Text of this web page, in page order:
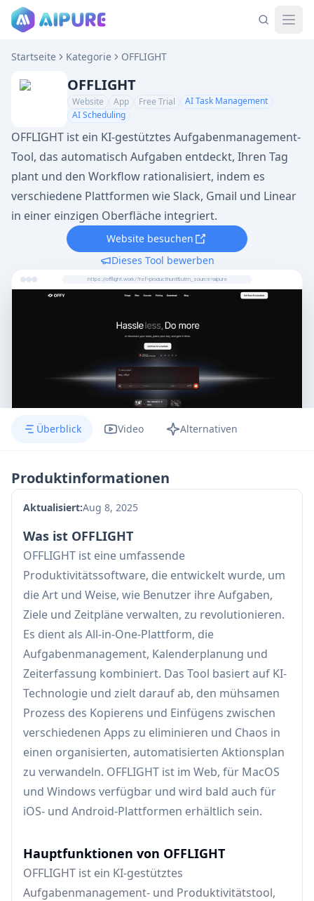
Startseite Kategorie OFFLIGHT
OFFLIGHT
Website App Free Trial
AI Task Management
AI Scheduling
OFFLIGHT ist ein KI-gestütztes Aufgabenmanagement-
Tool, das automatisch Aufgaben entdeckt, Ihren Tag
plant und den Workflow rationalisiert, indem es
verschiedene Plattformen wie Slack, Gmail und Linear
in einer einzigen Oberfläche integriert.
Website besuchen
Dieses Tool bewerben
https://offlight.work/?ref=producthunt&utm_source=aipure
Überblick Video Alternativen
Produktinformationen
Aktualisiert:Aug 8, 2025
Was ist OFFLIGHT
OFFLIGHT ist eine umfassende
Produktivitätssoftware, die entwickelt wurde, um
die Art und Weise, wie Benutzer ihre Aufgaben,
Ziele und Zeitpläne verwalten, zu revolutionieren.
Es dient als All-in-One-Plattform, die
Aufgabenmanagement, Kalenderplanung und
Zeiterfassung kombiniert. Das Tool basiert auf KI-
Technologie und zielt darauf ab, den mühsamen
Prozess des Kopierens und Einfügens zwischen
verschiedenen Apps zu eliminieren und Chaos in
einen organisierten, automatisierten Aktionsplan
zu verwandeln. OFFLIGHT ist im Web, für MacOS
und Windows verfügbar und wird bald auch für
iOS- und Android-Plattformen erhältlich sein.
Hauptfunktionen von OFFLIGHT
OFFLIGHT ist ein KI-gestütztes
Aufgabenmanagement- und Produktivitätstool,